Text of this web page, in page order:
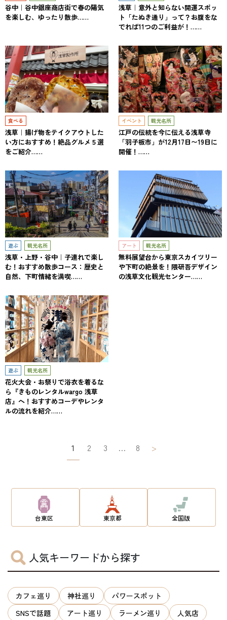
谷中｜谷中銀座商店街で春の陽気
を楽しむ、ゆったり散歩……
浅草｜意外と知らない開運スポッ
ト「たぬき通り」って？お腹をな
でれば11つのご利益が！……
食べる
浅草｜揚げ物をテイクアウトした
い方におすすめ！絶品グルメ５選
をご紹介……
イベント 観光名所
江戸の伝統を今に伝える浅草寺
「羽子板市」が12月17日〜19日に
開催！……
遊ぶ 観光名所
浅草・上野・谷中｜子連れで楽し
む！おすすめ散歩コース：歴史と
自然、下町情緒を満喫……
アート 観光名所
無料展望台から東京スカイツリー
や下町の絶景を！隈研吾デザイン
の浅草文化観光センター……
遊ぶ 観光名所
花火大会・お祭りで浴衣を着るな
ら『きものレンタルwargo 浅草
店』へ！おすすめコーデやレンタ
ルの流れを紹介……
稿
ビ
シ
ョ
ン
1 2 3 … 8 >
台東区 東京都 全国版
人気キーワードから探す
カフェ巡り 神社巡り
パワースポット
SNSで話題
アート巡り ラーメン巡り 人気店